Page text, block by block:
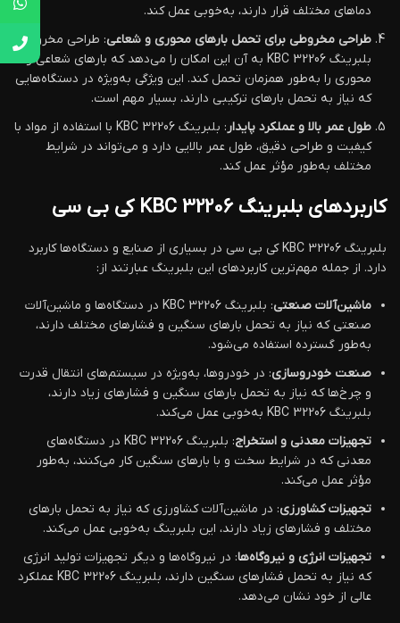
دماهای مختلف قرار دارند، به‌خوبی عمل کند.
طراحی مخروطی برای تحمل بارهای محوری و شعاعی: طراحی مخروطی
بلبرینگ KBC 32206 به آن این امکان را می‌دهد که بارهای شعاعی و
محوری را به‌طور همزمان تحمل کند. این ویژگی به‌ویژه در دستگاه‌هایی
که نیاز به تحمل بارهای ترکیبی دارند، بسیار مهم است.
طول عمر بالا و عملکرد پایدار
: بلبرینگ KBC 32206 با استفاده از مواد با
کیفیت و طراحی دقیق، طول عمر بالایی دارد و می‌تواند در شرایط
مختلف به‌طور مؤثر عمل کند.
کاربردهای بلبرینگ KBC 32206 کی بی سی
بلبرینگ KBC 32206 کی بی سی در بسیاری از صنایع و دستگاه‌ها کاربرد
دارد. از جمله مهم‌ترین کاربردهای این بلبرینگ عبارتند از:
ماشین‌آلات صنعتی
: بلبرینگ KBC 32206 در دستگاه‌ها و ماشین‌آلات
صنعتی که نیاز به تحمل بارهای سنگین و فشارهای مختلف دارند،
به‌طور گسترده استفاده می‌شود.
صنعت خودروسازی: در خودروها، به‌ویژه در سیستم‌های انتقال قدرت
و چرخ‌ها که نیاز به تحمل بارهای سنگین و فشارهای زیاد دارند،
بلبرینگ KBC 32206 به‌خوبی عمل می‌کند.
تجهیزات معدنی و استخراج
: بلبرینگ KBC 32206 در دستگاه‌های
معدنی که در شرایط سخت و با بارهای سنگین کار می‌کنند، به‌طور
مؤثر عمل می‌کند.
تجهیزات کشاورزی: در ماشین‌آلات کشاورزی که نیاز به تحمل بارهای
مختلف و فشارهای زیاد دارند، این بلبرینگ به‌خوبی عمل می‌کند.
تجهیزات انرژی و نیروگاه‌ها: در نیروگاه‌ها و دیگر تجهیزات تولید انرژی
که نیاز به تحمل فشارهای سنگین دارند، بلبرینگ KBC 32206 عملکرد
عالی از خود نشان می‌دهد.